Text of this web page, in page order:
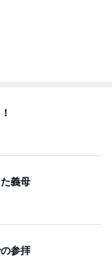
義母
参拝